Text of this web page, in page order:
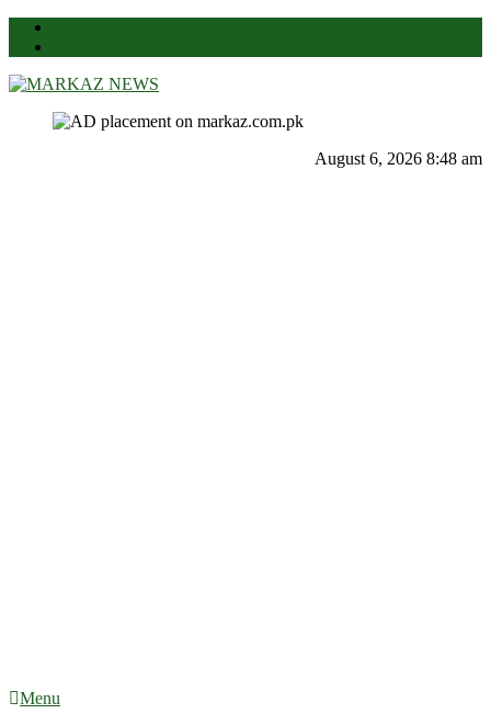
Markaz News
Markaz Rules, Laws & News
August 6, 2026 8:48 am
Menu